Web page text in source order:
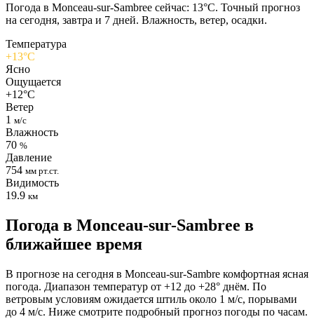
Погода в Monceau-sur-Sambreе сейчас: 13°C. Точный прогноз
на сегодня, завтра и 7 дней. Влажность, ветер, осадки.
Температура
+13°C
Ясно
Ощущается
+12°C
Ветер
1 м/с
Влажность
70 %
Давление
754 мм рт.ст.
Видимость
19.9 км
Погода в Monceau-sur-Sambreе в
ближайшее время
В прогнозе на сегодня в Monceau-sur-Sambre комфортная ясная
погода. Диапазон температур от +12 до +28° днём. По
ветровым условиям ожидается штиль около 1 м/с, порывами
до 4 м/с. Ниже смотрите подробный прогноз погоды по часам.